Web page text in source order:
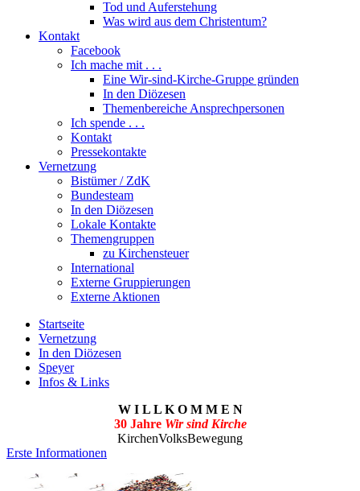
Tod und Auferstehung
Was wird aus dem Christentum?
Kontakt
Facebook
Ich mache mit . . .
Eine Wir-sind-Kirche-Gruppe gründen
In den Diözesen
Themenbereiche Ansprechpersonen
Ich spende . . .
Kontakt
Pressekontakte
Vernetzung
Bistümer / ZdK
Bundesteam
In den Diözesen
Lokale Kontakte
Themengruppen
zu Kirchensteuer
International
Externe Gruppierungen
Externe Aktionen
Startseite
Vernetzung
In den Diözesen
Speyer
Infos & Links
W I L L K O M M E N
30 Jahre Wir sind Kirche
KirchenVolksBewegung
Erste Informationen